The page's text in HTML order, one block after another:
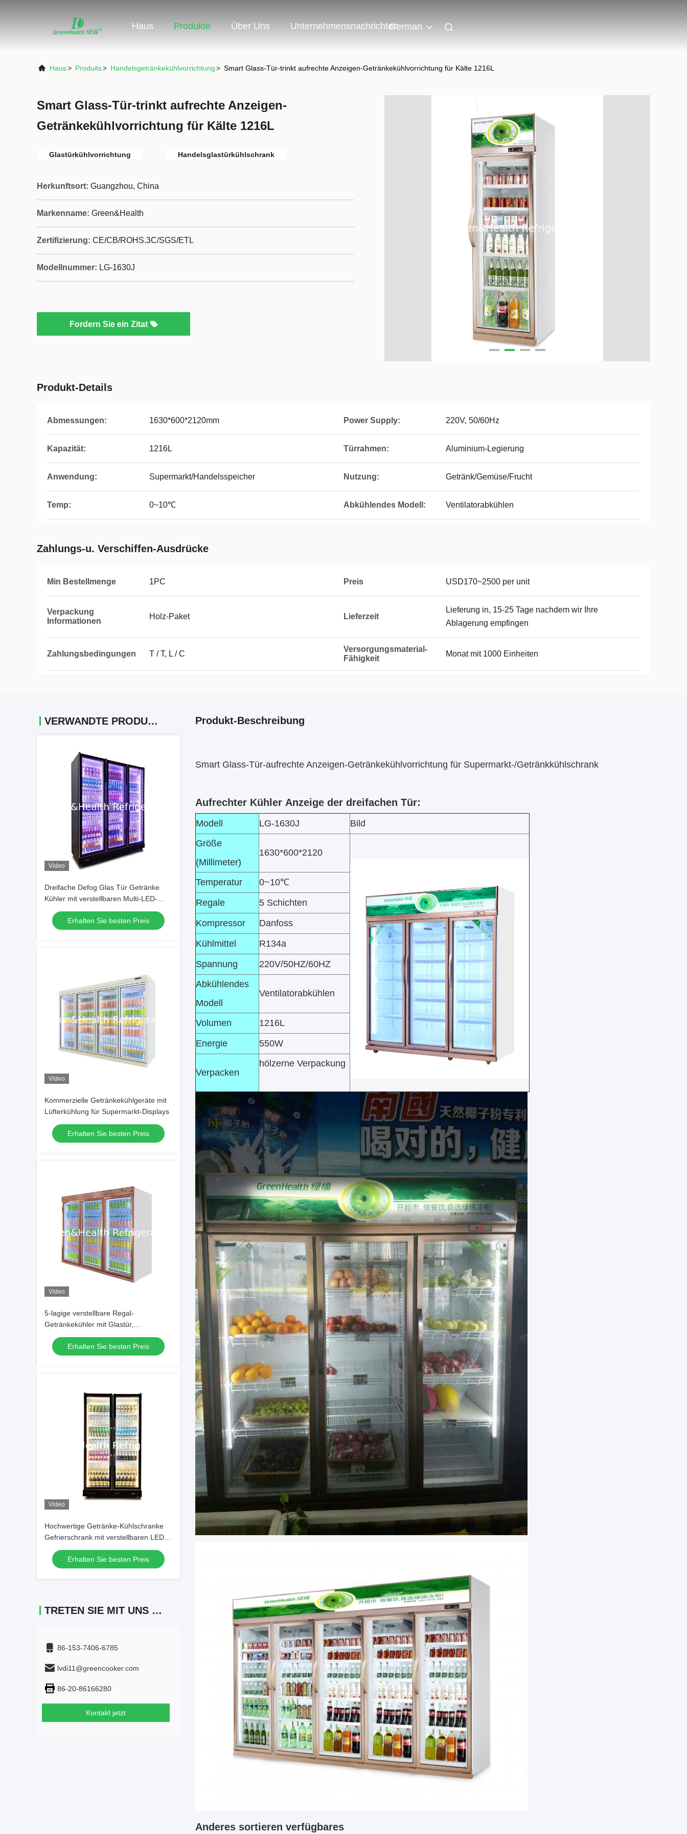
Haus Produkte Über Uns UnternehmensnachrichtenGerman
Haus> Produits> Handelsgetränkekühlvorrichtung> Smart Glass-Tür-trinkt aufrechte Anzeigen-Getränkekühlvorrichtung für Kälte 1216L
Smart Glass-Tür-trinkt aufrechte Anzeigen-
Getränkekühlvorrichtung für Kälte 1216L
Glastürkühlvorrichtung Handelsglastürkühlschrank
Herkunftsort: Guangzhou, China
Markenname: Green&Health
Zertifizierung: CE/CB/ROHS.3C/SGS/ETL
Modellnummer: LG-1630J
Fordern Sie ein Zitat
Produkt-Details
Abmessungen: 1630*600*2120mm Power Supply: 220V, 50/60Hz
Kapazität: 1216L Türrahmen: Aluminium-Legierung
Anwendung: Supermarkt/Handelsspeicher Nutzung: Getränk/Gemüse/Frucht
Temp: 0~10℃ Abkühlendes Modell: Ventilatorabkühlen
Zahlungs-u. Verschiffen-Ausdrücke
Min Bestellmenge 1PC Preis USD170~2500 per unit
Verpackung
Informationen
Holz-Paket Lieferzeit
Lieferung in, 15-25 Tage nachdem wir Ihre
Ablagerung empfingen
Zahlungsbedingungen T / T, L / C
Versorgungsmaterial-
Fähigkeit
Monat mit 1000 Einheiten
VERWANDTE PRODUKTE
Video
Dreifache Defog Glas Tür Getränke
Kühler mit verstellbaren Multi-LED-
Leuchten und Lüfterkühlung
Erhalten Sie besten Preis
Video
Kommerzielle Getränkekühlgeräte mit
Lüfterkühlung für Supermarkt-Displays
Erhalten Sie besten Preis
Video
5-lagige verstellbare Regal-
Getränkekühler mit Glastür,
Lüfterkühlung und digitalem Controller
Erhalten Sie besten Preis
Video
Hochwertige Getränke-Kühlschranke
Gefrierschrank mit verstellbaren LED-
Leuchten
Erhalten Sie besten Preis
TRETEN SIE MIT UNS IN VERBINDUNG
86-153-7406-6785
lvdi11@greencooker.com
86-20-86166280
Kontakt jetzt
Produkt-Beschreibung
Smart Glass-Tür-aufrechte Anzeigen-Getränkekühlvorrichtung für Supermarkt-/Getränkkühlschrank
Aufrechter Kühler Anzeige der dreifachen Tür:
Modell LG-1630J
Bild
Größe
(Millimeter)
1630*600*2120
Temperatur
0~10℃
Regale
5 Schichten
Kompressor
Danfoss
Kühlmittel
R134a
Spannung
220V/50HZ/60HZ
Abkühlendes
Modell
Ventilatorabkühlen
Volumen
1216L
Energie
550W
Verpacken
hölzerne Verpackung
Anderes sortieren verfügbares